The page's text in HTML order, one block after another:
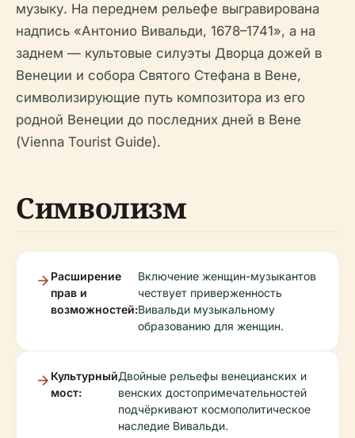
музыку. На переднем рельефе выгравирована
надпись «Антонио Вивальди, 1678–1741», а на
заднем — культовые силуэты Дворца дожей в
Венеции и собора Святого Стефана в Вене,
символизирующие путь композитора из его
родной Венеции до последних дней в Вене
(Vienna Tourist Guide).
Символизм
Расширение
прав и
возможностей:
Включение женщин-музыкантов
чествует приверженность
Вивальди музыкальному
образованию для женщин.
Культурный
мост:
Двойные рельефы венецианских и
венских достопримечательностей
подчёркивают космополитическое
наследие Вивальди.